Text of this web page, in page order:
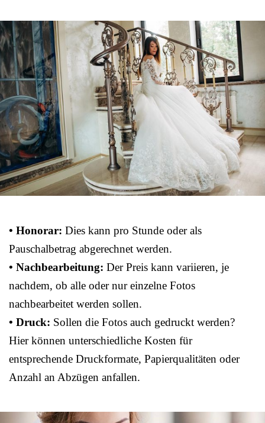
• Honorar: Dies kann pro Stunde oder als
Pauschalbetrag abgerechnet werden.
• Nachbearbeitung: Der Preis kann variieren, je
nachdem, ob alle oder nur einzelne Fotos
nachbearbeitet werden sollen.
• Druck: Sollen die Fotos auch gedruckt werden?
Hier können unterschiedliche Kosten für
entsprechende Druckformate, Papierqualitäten oder
Anzahl an Abzügen anfallen.